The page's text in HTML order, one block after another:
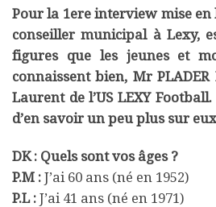
Pour la 1ere interview mise en
conseiller municipal à Lexy,
figures que les jeunes et
connaissent bien, Mr
Laurent de l’US LEXY
d’en savoir un peu plus sur
DK : Quels sont vos âges ?
P.M : J’ai 60 ans (né en 1952)
P.L : J’ai 41 ans (né en 1971)